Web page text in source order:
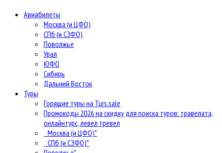
Авиабилеты
Москва (и ЦФО)
СПб (и СЗФО)
Поволжье
Урал
ЮФО
Сибирь
Дальний Восток
Туры
Горящие туры на Turs.sale
Промокоды 2026 на скидку для поиска туров: травелата,
онлайнтурс, левел тревел
Москва (и ЦФО)*
СПб (и СЗФО)*